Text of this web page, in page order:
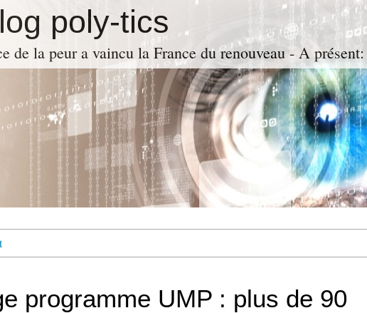
poly-tics
de la peur a vaincu la France du renouveau - A
programme UMP : plus de 90